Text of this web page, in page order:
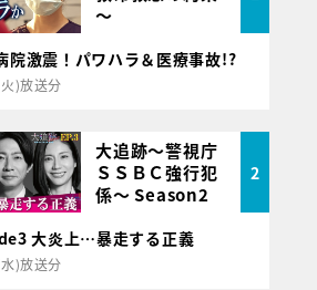
～
激震！パワハラ＆医療事故!?
)放送分
大追跡～警視庁
ＳＳＢＣ強行犯
係～ Season2
2
大炎上…暴走する正義
)放送分